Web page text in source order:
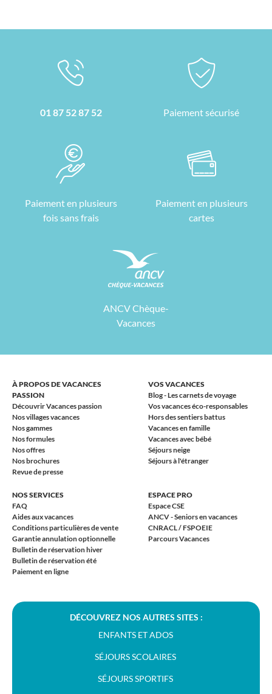
01 87 52 87 52 Paiement sécurisé
Paiement en plusieurs
fois sans frais
Paiement en plusieurs
cartes
ANCV Chèque-
Vacances
À PROPOS DE VACANCES
PASSION
Découvrir Vacances passion
Nos villages vacances
Nos gammes
Nos formules
Nos offres
Nos brochures
Revue de presse
VOS VACANCES
Blog - Les carnets de voyage
Vos vacances éco-responsables
Hors des sentiers battus
Vacances en famille
Vacances avec bébé
Séjours neige
Séjours à l'étranger
NOS SERVICES
FAQ
Aides aux vacances
Conditions particulières de vente
Garantie annulation optionnelle
Bulletin de réservation hiver
Bulletin de réservation été
Paiement en ligne
ESPACE PRO
Espace CSE
ANCV - Seniors en vacances
CNRACL / FSPOEIE
Parcours Vacances
DÉCOUVREZ NOS AUTRES SITES :
ENFANTS ET ADOS
SÉJOURS SCOLAIRES
SÉJOURS SPORTIFS